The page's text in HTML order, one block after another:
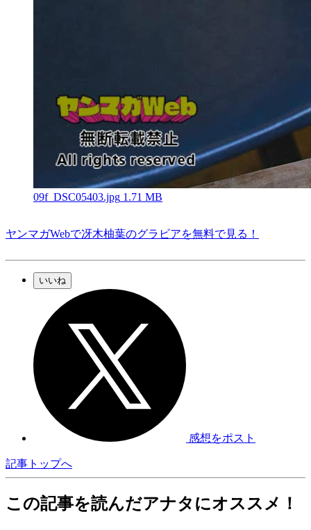
09f_DSC05403.jpg 1.71 MB
ヤンマガWebで冴木柚葉のグラビアを無料で見る！
いいね
感想をポスト
記事トップへ
この記事を読んだアナタにオススメ！